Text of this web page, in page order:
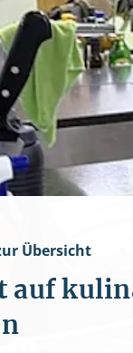
Übersicht
auf